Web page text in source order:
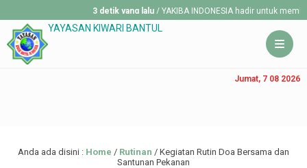
3 detik yang lalu/ YAKIBA INDONESIA hadir untuk membantu
YAYASAN KIWARI BANTUL
Jumat, 7 08 2026
Anda ada disini : Home / Rutinan / Kegiatan Rutin Doa Bersama dan
Santunan Pekanan